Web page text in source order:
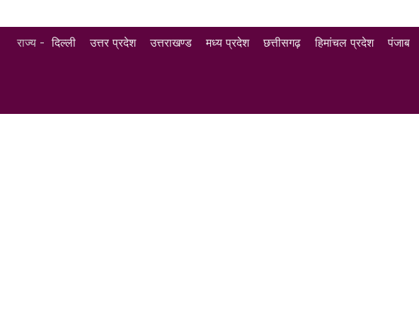
राज्य -दिल्ली उत्तर प्रदेश उत्तराखण्ड मध्य प्रदेश छत्तीसगढ़ हिमांचल प्रदेश पंजाब